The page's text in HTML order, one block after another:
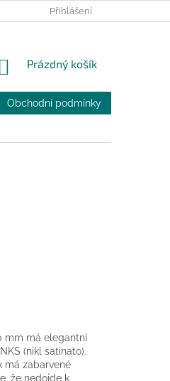
MOJE OBJEDNÁVKA
Přihlášení
NÁKUPNÍ
Prázdný košík
Obchodní podmínky
mm má elegantní
(nikl satinato).
má zabarvené
že nedojde k